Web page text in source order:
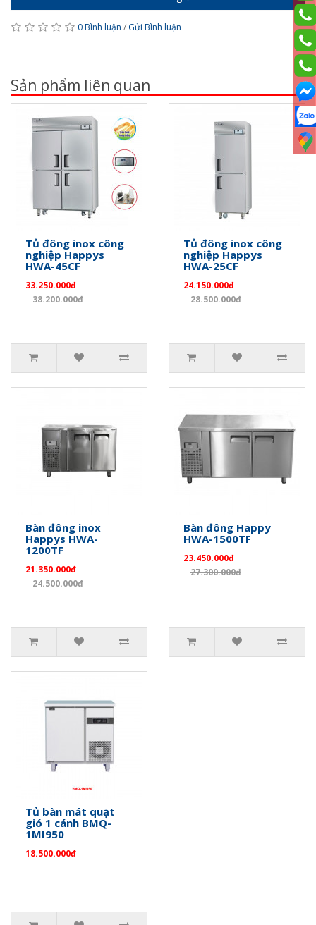
0 Bình luận / Gửi Bình luận
Sản phẩm liên quan
Tủ đông inox công
nghiệp Happys
HWA-45CF
33.250.000đ
38.200.000đ
Tủ đông inox công
nghiệp Happys
HWA-25CF
24.150.000đ
28.500.000đ
Bàn đông inox
Happys HWA-
1200TF
21.350.000đ
24.500.000đ
Bàn đông Happy
HWA-1500TF
23.450.000đ
27.300.000đ
Tủ bàn mát quạt
gió 1 cánh BMQ-
1MI950
18.500.000đ